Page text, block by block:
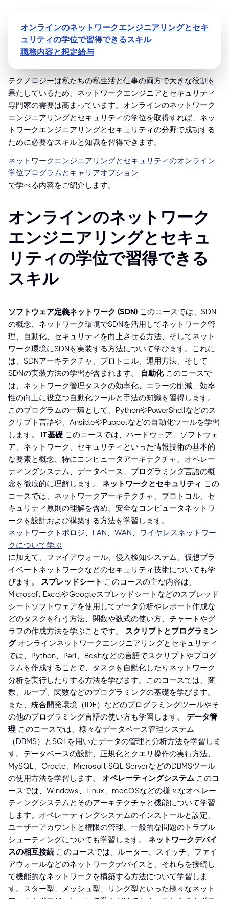
オンラインのネットワークエンジニアリングとセキ
ュリティの学位で習得できるスキル
職務内容と想定給与
テクノロジーは私たちの私生活と仕事の両方で大きな役割を
果たしているため、ネットワークエンジニアとセキュリティ
専門家の需要は高まっています。オンラインのネットワーク
エンジニアリングとセキュリティの学位を取得すれば、ネッ
トワークエンジニアリングとセキュリティの分野で成功する
ために必要なスキルと知識を習得できます。
ネットワークエンジニアリングとセキュリティのオンライン
学位プログラムとキャリアオプション
で学べる内容をご紹介します。
オンラインのネットワーク
エンジニアリングとセキュ
リティの学位で習得できる
スキル
ソフトウェア定義ネットワーク (SDN) このコースでは、SDN
の概念、ネットワーク環境でSDNを活用してネットワーク管
理、自動化、セキュリティを向上させる方法、そしてネット
ワーク環境にSDNを実装する方法について学びます。これに
は、SDNアーキテクチャ、プロトコル、運用方法、そして
SDNの実装方法の学習が含まれます。
自動化 このコースで
は、ネットワーク管理タスクの効率化、エラーの削減、効率
性の向上に役立つ自動化ツールと手法の知識を習得します。
このプログラムの一環として、PythonやPowerShellなどのス
クリプト言語や、AnsibleやPuppetなどの自動化ツールを学習
します。 IT基礎 このコースでは、ハードウェア、ソフトウェ
ア、ネットワーク、セキュリティといった情報技術の基本的
な要素と概念、特にコンピュータアーキテクチャ、オペレー
ティングシステム、データベース、プログラミング言語の概
念を徹底的に理解します。 ネットワークとセキュリティ この
コースでは、ネットワークアーキテクチャ、プロトコル、セ
キュリティ原則の理解を含め、安全なコンピュータネットワ
ークを設計および構築する方法を学習します。
ネットワークトポロジ、LAN、WAN、ワイヤレスネットワー
クについて学ぶ
に加えて、ファイアウォール、侵入検知システム、仮想プラ
イベートネットワークなどのセキュリティ技術についても学
びます。 スプレッドシート このコースの主な内容は、
Microsoft ExcelやGoogleスプレッドシートなどのスプレッド
シートソフトウェアを使用してデータ分析やレポート作成な
どのタスクを行う方法、関数や数式の使い方、チャートやグ
ラフの作成方法を学ぶことです。 スクリプトとプログラミン
グ オンラインネットワークエンジニアリングとセキュリティ
では、Python、Perl、Bashなどの言語でスクリプトやプログ
ラムを作成することで、タスクを自動化したりネットワーク
分析を実行したりする方法を学びます。このコースでは、変
数、ループ、関数などのプログラミングの基礎を学びます。
また、統合開発環境（IDE）などのプログラミングツールやそ
の他のプログラミング言語の使い方も学習します。 データ管
理 このコースでは、様々なデータベース管理システム
（DBMS）とSQLを用いたデータの管理と分析方法を学習しま
す。データベースの設計、正規化とクエリ操作の実行方法、
MySQL、Oracle、Microsoft SQL ServerなどのDBMSツール
の使用方法を学習します。 オペレーティングシステム このコ
ースでは、Windows、Linux、macOSなどの様々なオペレー
ティングシステムとそのアーキテクチャと機能について学習
します。オペレーティングシステムのインストールと設定、
ユーザーアカウントと権限の管理、一般的な問題のトラブル
シューティングについても学習します。 ネットワークデバイ
スの相互接続 このコースでは、ルーター、スイッチ、ファイ
アウォールなどのネットワークデバイスと、それらを接続し
て機能的なネットワークを構築する方法について学習しま
す。スター型、メッシュ型、リング型といった様々なネット